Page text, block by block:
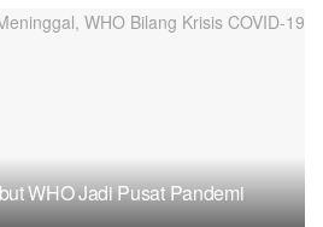
WHO Jadi Pusat Pandemi